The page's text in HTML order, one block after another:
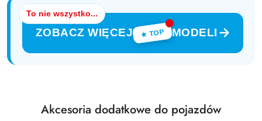
To nie wszystko...
ZOBACZ WIĘCEJ ★ TOP MODELI
Pomiń karuzelę produktów
Produkty
Akcesoria dodatkowe do pojazdów